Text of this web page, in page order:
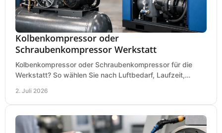
Kolbenkompressor oder
Schraubenkompressor Werkstatt
Kolbenkompressor oder Schraubenkompressor für die
Werkstatt? So wählen Sie nach Luftbedarf, Laufzeit,
2. Juli 2026